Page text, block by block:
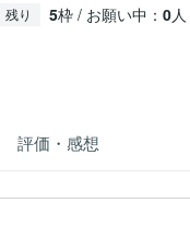
残り 5枠 / お願い中： 0人
評価・感想